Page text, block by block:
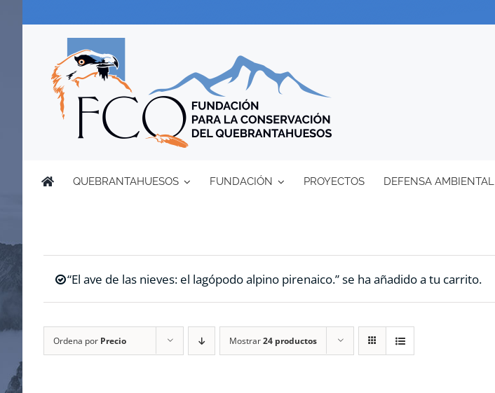
QUEBRANTAHUESOS FUNDACIÓN PROYECTOS DEFENSA AMBIENTAL
“El ave de las nieves: el lagópodo alpino pirenaico.” se ha añadido a tu carrito.
Ordena por Precio Mostrar24 productos